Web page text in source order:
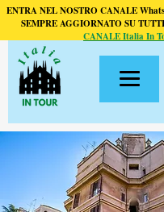
ENTRA NEL NOSTRO CANALE
SEMPRE AGGIORNATO SU
CANALE Italia In